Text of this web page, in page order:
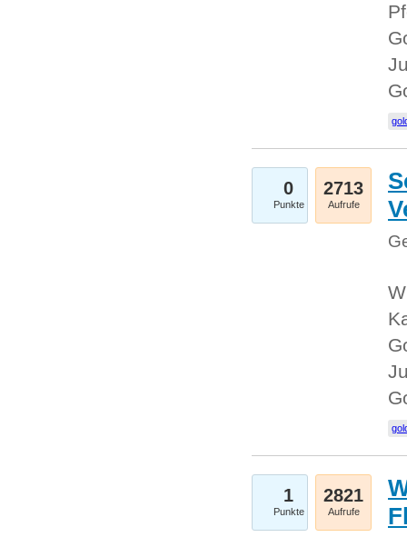
0
Punkte
2713
Aufrufe
1
Punkte
2821
Aufrufe